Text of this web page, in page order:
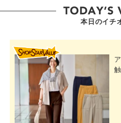
本日のイチ